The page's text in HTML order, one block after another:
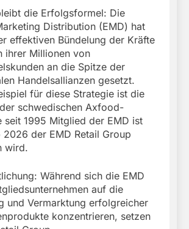
die Erfolgsformel: Die
Distribution (EMD) hat
effektiven Bündelung der Kräfte
ihrer Millionen von
an die Spitze der
Handelsallianzen gesetzt.
für diese Strategie ist die
schwedischen Axfood-
seit 1995 Mitglied der EMD ist
2026 der EMD Retail Group
wird.
Während sich die EMD
auf die
und Vermarktung erfolgreicher
konzentrieren, setzen